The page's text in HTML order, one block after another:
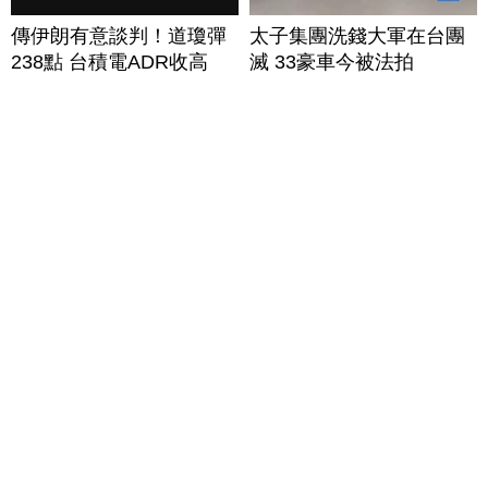
傳伊朗有意談判！道瓊彈
238點 台積電ADR收高
太子集團洗錢大軍在台團
滅 33豪車今被法拍